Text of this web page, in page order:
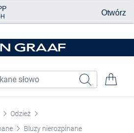
Odzież
Bluzy nierozpinane
Otwórz